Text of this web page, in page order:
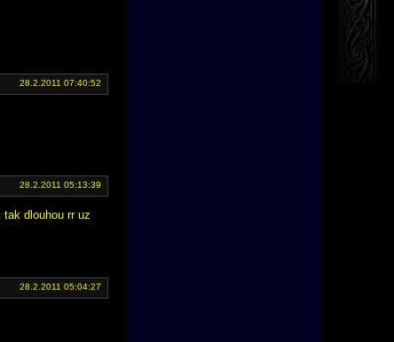
28.2.2011 07:40:52
28.2.2011 05:13:39
dlouhou rr uz
28.2.2011 05:04:27